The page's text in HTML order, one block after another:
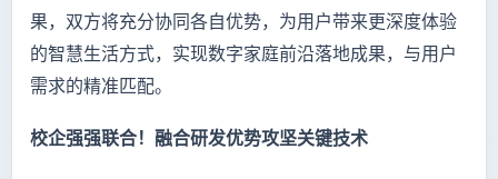
果，双方将充分协同各自优势，为用户带来更深度体验
的智慧生活方式，实现数字家庭前沿落地成果，与用户
需求的精准匹配。
校企强强联合！融合研发优势攻坚关键技术